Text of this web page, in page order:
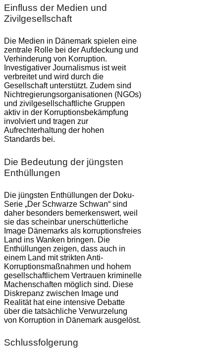
Einfluss der Medien und
Zivilgesellschaft
Die Medien in Dänemark spielen eine
zentrale Rolle bei der Aufdeckung und
Verhinderung von Korruption.
Investigativer Journalismus ist weit
verbreitet und wird durch die
Gesellschaft unterstützt. Zudem sind
Nichtregierungsorganisationen (NGOs)
und zivilgesellschaftliche Gruppen
aktiv in der Korruptionsbekämpfung
involviert und tragen zur
Aufrechterhaltung der hohen
Standards bei.
Die Bedeutung der jüngsten
Enthüllungen
Die jüngsten Enthüllungen der Doku-
Serie „Der Schwarze Schwan“ sind
daher besonders bemerkenswert, weil
sie das scheinbar unerschütterliche
Image Dänemarks als korruptionsfreies
Land ins Wanken bringen. Die
Enthüllungen zeigen, dass auch in
einem Land mit strikten Anti-
Korruptionsmaßnahmen und hohem
gesellschaftlichem Vertrauen kriminelle
Machenschaften möglich sind. Diese
Diskrepanz zwischen Image und
Realität hat eine intensive Debatte
über die tatsächliche Verwurzelung
von Korruption in Dänemark ausgelöst.
Schlussfolgerung